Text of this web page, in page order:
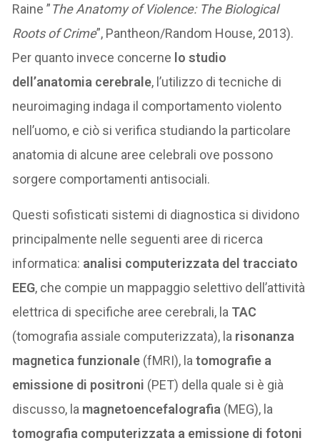
Raine ”The Anatomy of Violence: The Biological
Roots of Crime”, Pantheon/Random House, 2013).
Per quanto invece concerne lo studio
dell’anatomia cerebrale, l’utilizzo di tecniche di
neuroimaging indaga il comportamento violento
nell’uomo, e ciò si verifica studiando la particolare
anatomia di alcune aree celebrali ove possono
sorgere comportamenti antisociali.
Questi sofisticati sistemi di diagnostica si dividono
principalmente nelle seguenti aree di ricerca
informatica: analisi computerizzata del tracciato
EEG, che compie un mappaggio selettivo dell’attività
elettrica di specifiche aree cerebrali, la TAC
(tomografia assiale computerizzata), la risonanza
magnetica funzionale (fMRI), latomografie a
emissione di positroni (PET) della quale si è già
discusso, la magnetoencefalografia (MEG), la
tomografia computerizzata a emissione di fotoni